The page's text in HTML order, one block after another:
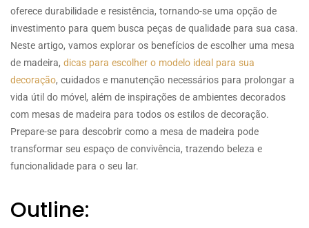
oferece durabilidade e resistência, tornando-se uma opção de
investimento para quem busca peças de qualidade para sua casa.
Neste artigo, vamos explorar os benefícios de escolher uma mesa
de madeira, dicas para escolher o modelo ideal para sua
decoração, cuidados e manutenção necessários para prolongar a
vida útil do móvel, além de inspirações de ambientes decorados
com mesas de madeira para todos os estilos de decoração.
Prepare-se para descobrir como a mesa de madeira pode
transformar seu espaço de convivência, trazendo beleza e
funcionalidade para o seu lar.
Outline: